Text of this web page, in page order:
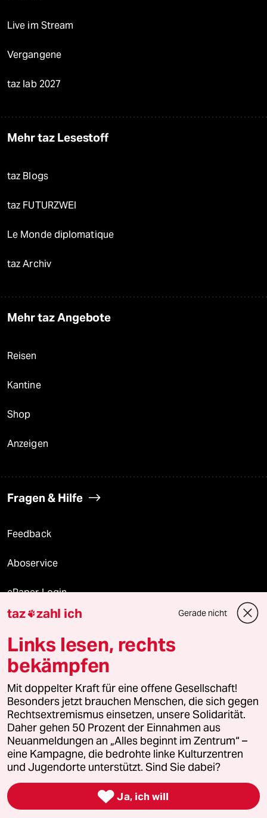
Live im Stream
Vergangene
taz lab 2027
Mehr taz Lesestoff
taz Blogs
taz FUTURZWEI
Le Monde diplomatique
taz Archiv
Mehr taz Angebote
Reisen
Kantine
Shop
Anzeigen
Fragen & Hilfe
Feedback
Aboservice
ePaper Login
Downloads für Abonnierende
© 2026 taz Verlags und Vertriebs GmbH
Alle Rechte vorbehalten. Bei rechtlichen Fragen oder für Genehmigungen
wenden Sie sich bitte an
lizenzen@taz.de
Feedback Redaktionsstatut Kommune-Richtlinien
Leitlinie Informant Datenschutz Impressum AGB
Seitenwende Einwilligungen widerrufen (Ads)
taz zahl ich Gerade nicht
Links lesen, rechts
bekämpfen
Mit doppelter Kraft für eine offene Gesellschaft!
Besonders jetzt brauchen Menschen, die sich gegen
Rechtsextremismus einsetzen, unsere Solidarität.
Daher gehen 50 Prozent der Einnahmen aus
Neuanmeldungen an „Alles beginnt im Zentrum“ –
eine Kampagne, die bedrohte linke Kulturzentren
und Jugendorte unterstützt. Sind Sie dabei?
 Ja, ich will